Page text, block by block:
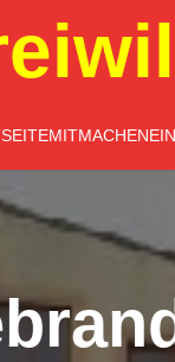
MITMACHEN